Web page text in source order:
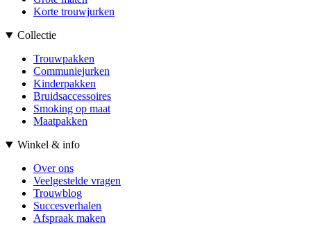
Korte trouwjurken
Collectie
Trouwpakken
Communiejurken
Kinderpakken
Bruidsaccessoires
Smoking op maat
Maatpakken
Winkel & info
Over ons
Veelgestelde vragen
Trouwblog
Succesverhalen
Afspraak maken